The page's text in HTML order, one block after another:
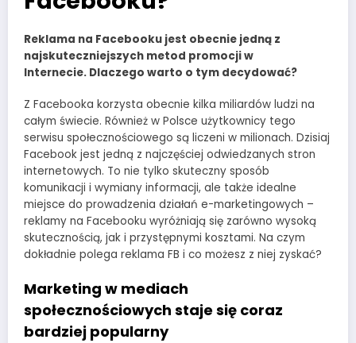
Reklama na Facebooku jest obecnie jedną z
najskuteczniejszych metod promocji w
Internecie. Dlaczego warto o tym decydować?
Z Facebooka korzysta obecnie kilka miliardów ludzi na
całym świecie. Również w Polsce użytkownicy tego
serwisu społecznościowego są liczeni w milionach. Dzisiaj
Facebook jest jedną z najczęściej odwiedzanych stron
internetowych. To nie tylko skuteczny sposób
komunikacji i wymiany informacji, ale także idealne
miejsce do prowadzenia działań e-marketingowych –
reklamy na Facebooku wyróżniają się zarówno wysoką
skutecznością, jak i przystępnymi kosztami. Na czym
dokładnie polega reklama FB i co możesz z niej zyskać?
Marketing w mediach
społecznościowych staje się coraz
bardziej popularny